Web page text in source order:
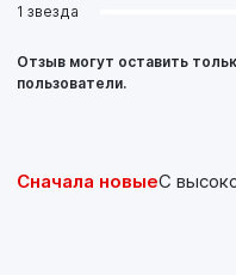
1 звезда
Отзыв могут оставить
пользователи.
Сначала новыеС